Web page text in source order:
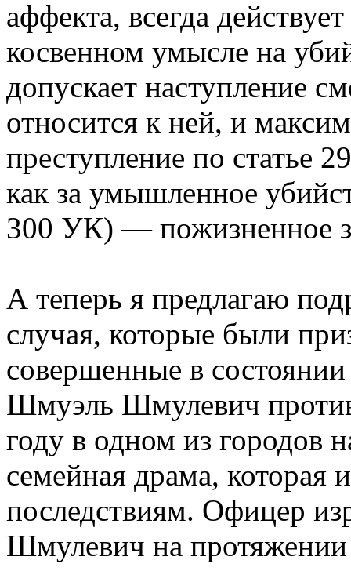
аффекта, всегда
косвенном умысле на
допускает наступление
относится к ней, и
преступление по статье
как за умышленное
300 УК) — пожизненное
А теперь я предлагаю
случая, которые были
совершенные в
Шмуэль Шмулевич
году в одном из городов
семейная драма, которая
последствиям. Офицер
Шмулевич на протяжении